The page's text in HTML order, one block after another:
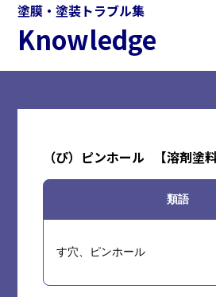
塗膜・塗装トラブル集
Knowledge
（ぴ） ピンホール 【溶剤塗
類語
す穴、ピンホール